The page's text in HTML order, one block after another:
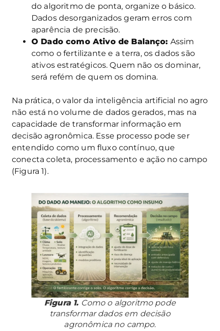
do algoritmo de ponta, organize o básico.
Dados desorganizados geram erros com
aparência de precisão.
O Dado como Ativo de Balanço: Assim
como o fertilizante e a terra, os dados são
ativos estratégicos. Quem não os dominar,
será refém de quem os domina.
Na prática, o valor da inteligência artificial no agro
não está no volume de dados gerados, mas na
capacidade de transformar informação em
decisão agronômica. Esse processo pode ser
entendido como um fluxo contínuo, que
conecta coleta, processamento e ação no campo
(Figura 1).
Figura 1. Como o algoritmo pode
transformar dados em decisão
agronômica no campo.